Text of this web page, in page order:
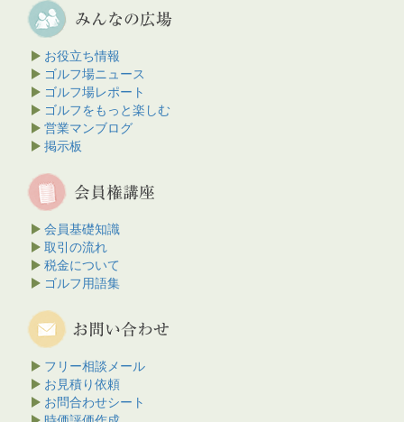
お役立ち情報
ゴルフ場ニュース
ゴルフ場レポート
ゴルフをもっと楽しむ
営業マンブログ
掲示板
会員基礎知識
取引の流れ
税金について
ゴルフ用語集
フリー相談メール
お見積り依頼
お問合わせシート